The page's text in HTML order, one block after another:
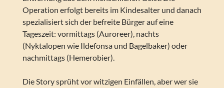
Operation erfolgt bereits im Kindesalter und danach
spezialisiert sich der befreite Bürger auf eine
Tageszeit: vormittags (Auroreer), nachts
(Nyktalopen wie Ildefonsa und Bagelbaker) oder
nachmittags (Hemerobier).
Die Story sprüht vor witzigen Einfällen, aber wer sie